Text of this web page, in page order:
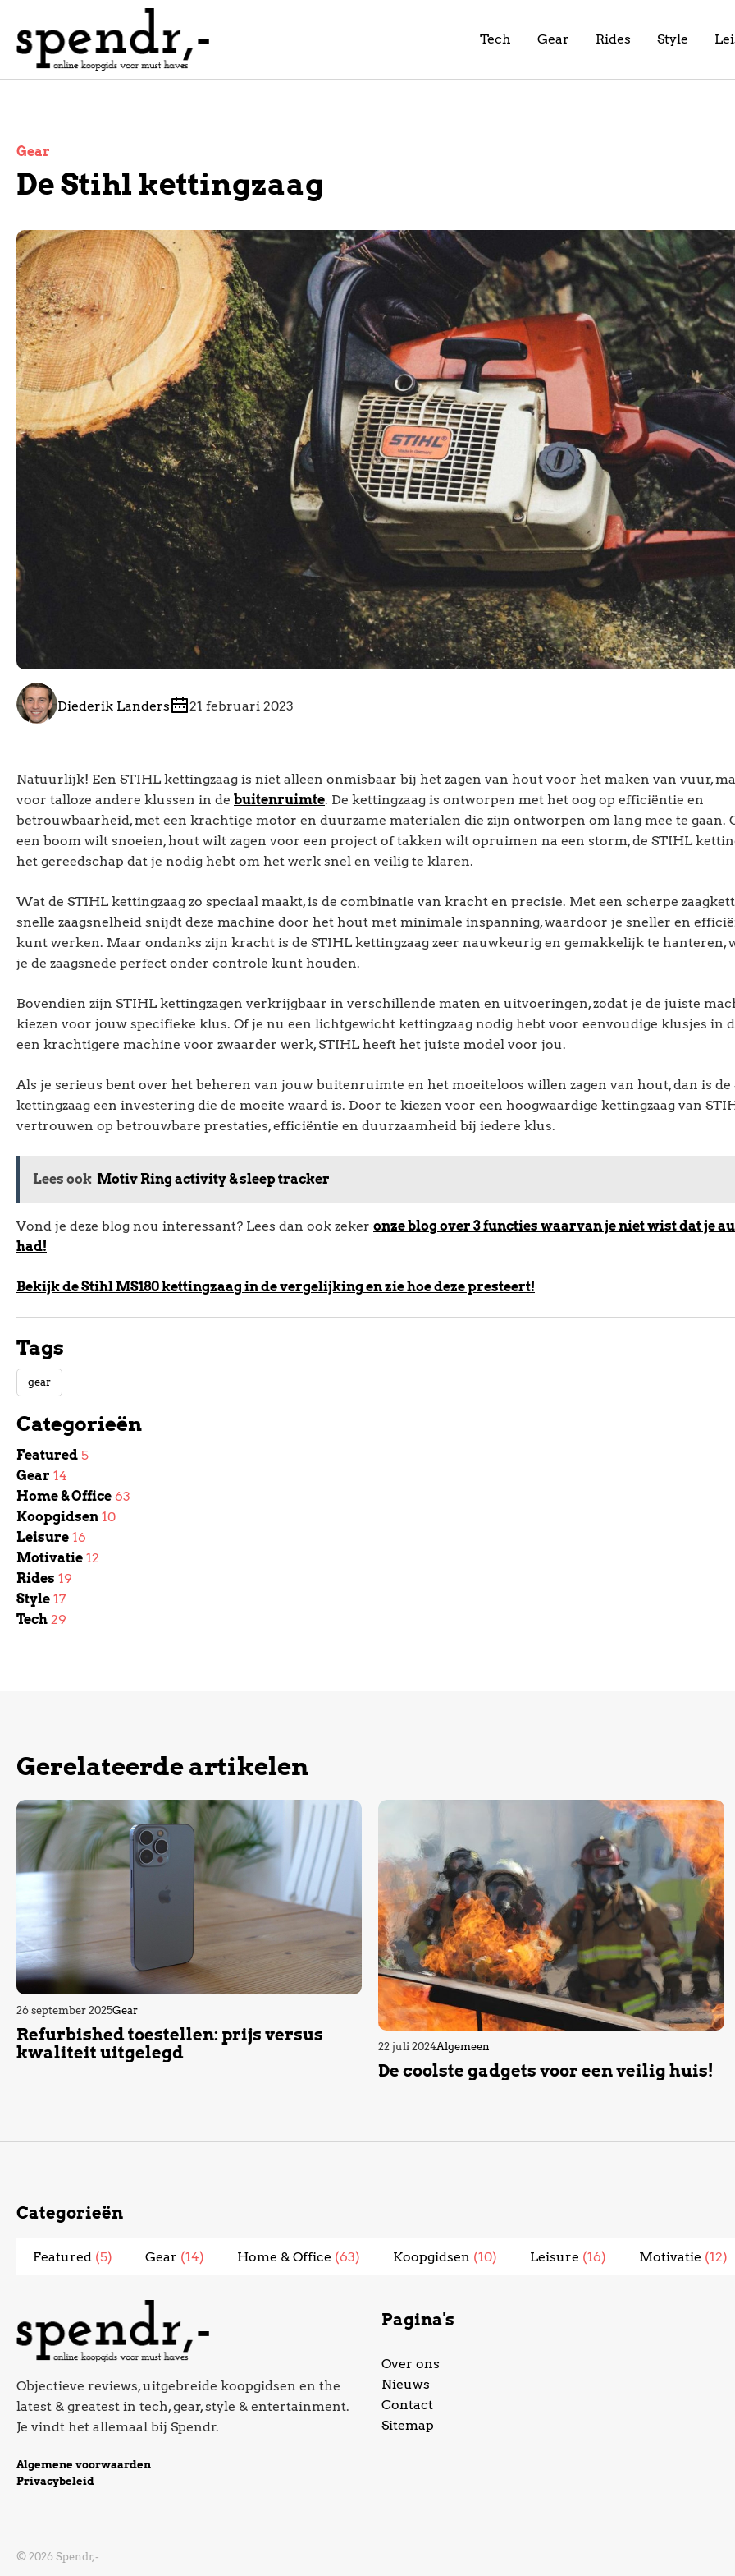
Tech Gear Rides Style
Gear
De Stihl kettingzaag
Diederik Landers 21 februari 2023
Natuurlijk! Een STIHL kettingzaag is niet alleen onmisbaar bij het zagen van hout voor het maken van vuur,
voor talloze andere klussen in de buitenruimte. De kettingzaag is ontworpen met het oog op efficiëntie en
betrouwbaarheid, met een krachtige motor en duurzame materialen die zijn ontworpen om lang mee te gaan.
een boom wilt snoeien, hout wilt zagen voor een project of takken wilt opruimen na een storm, de STIHL
het gereedschap dat je nodig hebt om het werk snel en veilig te klaren.
Wat de STIHL kettingzaag zo speciaal maakt, is de combinatie van kracht en precisie. Met een scherpe
snelle zaagsnelheid snijdt deze machine door het hout met minimale inspanning, waardoor je sneller en
kunt werken. Maar ondanks zijn kracht is de STIHL kettingzaag zeer nauwkeurig en gemakkelijk te hanteren,
je de zaagsnede perfect onder controle kunt houden.
Bovendien zijn STIHL kettingzagen verkrijgbaar in verschillende maten en uitvoeringen, zodat je de juiste
kiezen voor jouw specifieke klus. Of je nu een lichtgewicht kettingzaag nodig hebt voor eenvoudige klusjes in
een krachtigere machine voor zwaarder werk, STIHL heeft het juiste model voor jou.
Als je serieus bent over het beheren van jouw buitenruimte en het moeiteloos willen zagen van hout, dan is de
kettingzaag een investering die de moeite waard is. Door te kiezen voor een hoogwaardige kettingzaag van
vertrouwen op betrouwbare prestaties, efficiëntie en duurzaamheid bij iedere klus.
Lees ook Motiv Ring activity & sleep tracker
Vond je deze blog nou interessant? Lees dan ook zeker onze blog over 3 functies waarvan je niet wist dat je
had!
Bekijk de Stihl MS180 kettingzaag in de vergelijking en zie hoe deze presteert!
Tags
gear
Categorieën
Featured 5
Gear 14
Home & Office 63
Koopgidsen 10
Leisure 16
Motivatie 12
Rides 19
Style 17
Tech 29
Gerelateerde artikelen
26 september 2025Gear
Refurbished toestellen: prijs versus
kwaliteit uitgelegd
22 juli 2024Algemeen
De coolste gadgets voor een veilig huis!
Categorieën
Featured (5) Gear (14) Home & Office (63) Koopgidsen (10) Leisure (16) Motivatie (12)
Objectieve reviews, uitgebreide koopgidsen en the
latest & greatest in tech, gear, style & entertainment.
Je vindt het allemaal bij Spendr.
Algemene voorwaarden
Privacybeleid
Pagina's
Over ons
Nieuws
Contact
Sitemap
© 2026 Spendr,-